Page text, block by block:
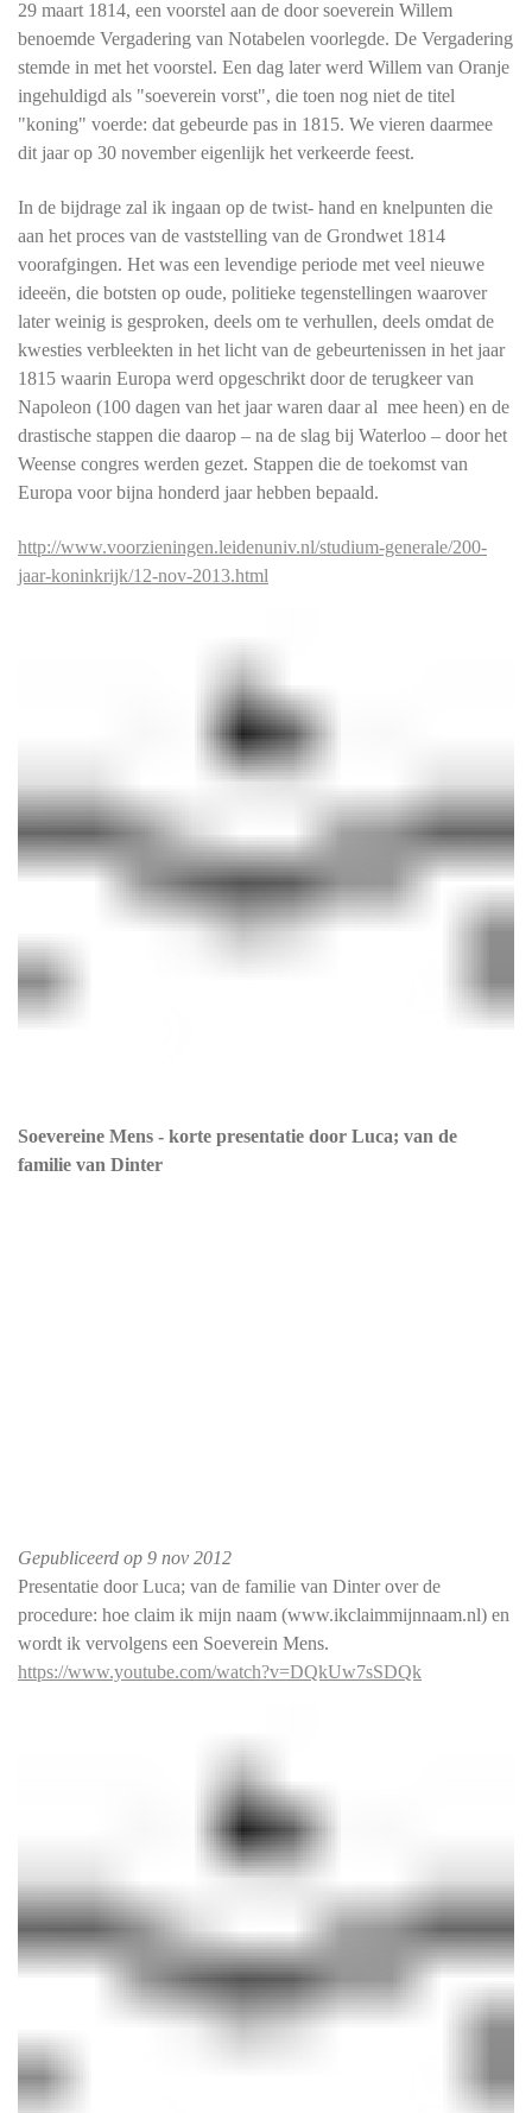
29 maart 1814, een voorstel aan de door soeverein Willem
benoemde Vergadering van Notabelen voorlegde. De Vergadering
stemde in met het voorstel. Een dag later werd Willem van Oranje
ingehuldigd als "soeverein vorst", die toen nog niet de titel
"koning" voerde: dat gebeurde pas in 1815. We vieren daarmee
dit jaar op 30 november eigenlijk het verkeerde feest.
In de bijdrage zal ik ingaan op de twist- hand en knelpunten die
aan het proces van de vaststelling van de Grondwet 1814
voorafgingen. Het was een levendige periode met veel nieuwe
ideeën, die botsten op oude, politieke tegenstellingen waarover
later weinig is gesproken, deels om te verhullen, deels omdat de
kwesties verbleekten in het licht van de gebeurtenissen in het jaar
1815 waarin Europa werd opgeschrikt door de terugkeer van
Napoleon (100 dagen van het jaar waren daar al mee heen) en de
drastische stappen die daarop – na de slag bij Waterloo – door het
Weense congres werden gezet. Stappen die de toekomst van
Europa voor bijna honderd jaar hebben bepaald.
http://www.voorzieningen.leidenuniv.nl/studium-generale/200-
jaar-koninkrijk/12-nov-2013.html
Soevereine Mens - korte presentatie door Luca; van de
familie van Dinter
Gepubliceerd op 9 nov 2012
Presentatie door Luca; van de familie van Dinter over de
procedure: hoe claim ik mijn naam (www.ikclaimmijnnaam.nl) en
wordt ik vervolgens een Soeverein Mens.
https://www.youtube.com/watch?v=DQkUw7sSDQk